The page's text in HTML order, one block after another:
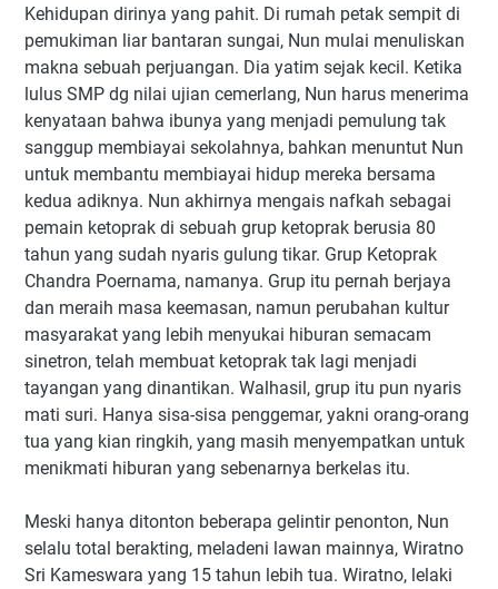
Kehidupan dirinya yang pahit. Di rumah petak sempit di
pemukiman liar bantaran sungai, Nun mulai menuliskan
makna sebuah perjuangan. Dia yatim sejak kecil. Ketika
lulus SMP dg nilai ujian cemerlang, Nun harus menerima
kenyataan bahwa ibunya yang menjadi pemulung tak
sanggup membiayai sekolahnya, bahkan menuntut Nun
untuk membantu membiayai hidup mereka bersama
kedua adiknya. Nun akhirnya mengais nafkah sebagai
pemain ketoprak di sebuah grup ketoprak berusia 80
tahun yang sudah nyaris gulung tikar. Grup Ketoprak
Chandra Poernama, namanya. Grup itu pernah berjaya
dan meraih masa keemasan, namun perubahan kultur
masyarakat yang lebih menyukai hiburan semacam
sinetron, telah membuat ketoprak tak lagi menjadi
tayangan yang dinantikan. Walhasil, grup itu pun nyaris
mati suri. Hanya sisa-sisa penggemar, yakni orang-orang
tua yang kian ringkih, yang masih menyempatkan untuk
menikmati hiburan yang sebenarnya berkelas itu.
Meski hanya ditonton beberapa gelintir penonton, Nun
selalu total berakting, meladeni lawan mainnya, Wiratno
Sri Kameswara yang 15 tahun lebih tua. Wiratno, lelaki